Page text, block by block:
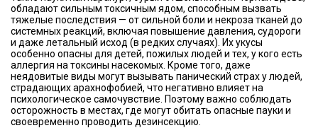
обладают сильным токсичным ядом, способным вызвать
тяжелые последствия — от сильной боли и некроза тканей до
системных реакций, включая повышение давления, судороги
и даже летальный исход (в редких случаях). Их укусы
особенно опасны для детей, пожилых людей и тех, у кого есть
аллергия на токсины насекомых. Кроме того, даже
неядовитые виды могут вызывать панический страх у людей,
страдающих арахнофобией, что негативно влияет на
психологическое самочувствие. Поэтому важно соблюдать
осторожность в местах, где могут обитать опасные пауки и
своевременно проводить дезинсекцию.